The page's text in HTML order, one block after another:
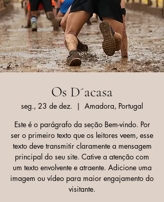
Os D´acasa
seg., 23 de dez.
  |
Amadora, Portugal
Este é o parágrafo da seção Bem-vindo. Por
ser o primeiro texto que os leitores veem, esse
texto deve transmitir claramente a mensagem
principal do seu site. Cative a atenção com
um texto envolvente e atraente. Adicione uma
imagem ou vídeo para maior engajamento do
visitante.